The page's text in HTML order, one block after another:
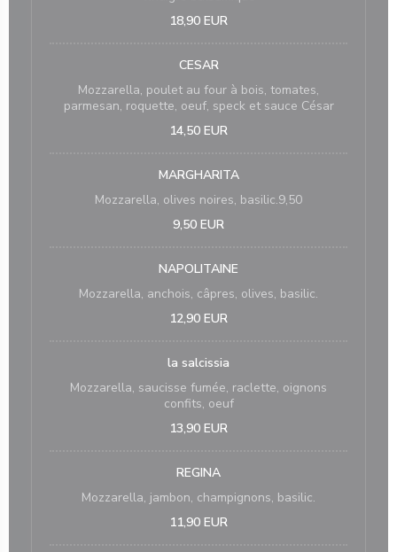
18,90 EUR
CESAR
Mozzarella, poulet au four à bois, tomates,
parmesan, roquette, oeuf, speck et sauce César
14,50 EUR
MARGHARITA
Mozzarella, olives noires, basilic.9,50
9,50 EUR
NAPOLITAINE
Mozzarella, anchois, câpres, olives, basilic.
12,90 EUR
la salcissia
Mozzarella, saucisse fumée, raclette, oignons
confits, oeuf
13,90 EUR
REGINA
Mozzarella, jambon, champignons, basilic.
11,90 EUR